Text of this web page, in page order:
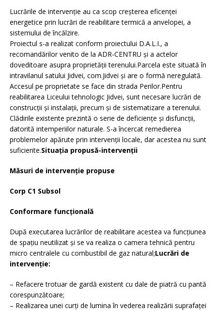
Lucrările de intervenţie au ca scop creşterea eficenţei
energetice prin lucrări de reabilitare termică a anvelopei, a
sistemului de încălzire.
Proiectul s-a realizat conform proiectului D.A.L.I., a
recomandărilor venito de la ADR-CENTRU şi a actelor
doveditoare asupra proprietăţii terenului.Parcela este situată în
intravilanul satului Jidvei, com.Jidvei şi are o formă neregulată.
Accesul pe proprietate se face din strada Perilor.Pentru
reabilitarea Liceului tehnologic Jidvei, sunt necesare lucrări de
construcţii şi instalaţii, precum şi de sistematizare a terenului.
Clădirile existente prezintă o serie de deficienţe şi disfuncţii,
datorită intemperiilor naturale. S-a încercat remedierea
problemelor apărute prin intervenţii locale, dar acestea nu sunt
suficiente.Situaţia propusă-intervenţii
Măsuri de intervenţie propuse
Corp C1 Subsol
Conformare funcţională
După executarea lucrărilor de reabilitare acestea va funcţiunea
de spaţiu neutilizat şi se va realiza o camera tehnică pentru
micro centralele cu combustibil de gaz natural;Lucrări de
intervenţie:
– Refacere trotuar de gardă existent cu dale de piatră cu pantă
corespunzătoare;
– Realizarea unei curţi de lumina în vederea realizării suprafaţei